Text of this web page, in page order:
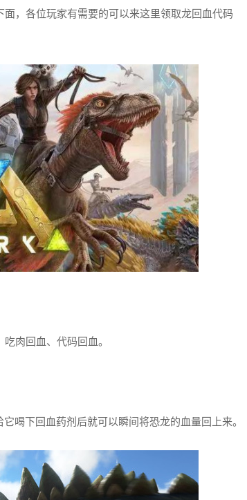
，各位玩家有需要的可以来这里领取龙回血代码
肉回血、代码回血。
喝下回血药剂后就可以瞬间将恐龙的血量回上来。